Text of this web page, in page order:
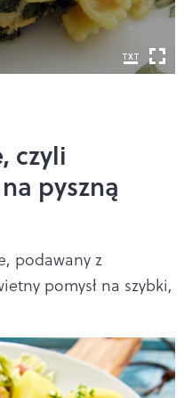
czyli
pyszną
podawany z
pomysł na szybki,